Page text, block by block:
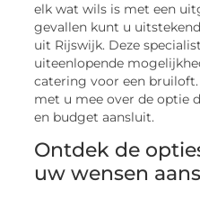
elk wat wils is met een
gevallen kunt u
uit Rijswijk. Deze
uiteenlopende
catering voor een
met u mee over de optie
en budget aansluit.
Ontdek de
uw wensen